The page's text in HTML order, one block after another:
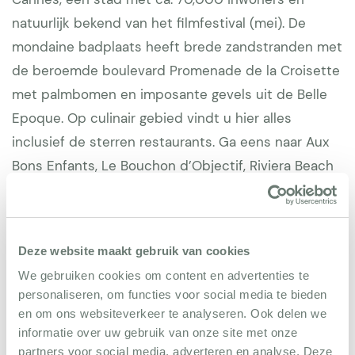
Deze website maakt gebruik van cookies
We gebruiken cookies om content en advertenties te
personaliseren, om functies voor social media te bieden
en om ons websiteverkeer te analyseren. Ook delen we
informatie over uw gebruik van onze site met onze
partners voor social media, adverteren en analyse. Deze
natuurlijk bekend van het filmfestival (mei). De
mondaine badplaats heeft brede zandstranden met
de beroemde boulevard Promenade de la Croisette
met palmbomen en imposante gevels uit de Belle
Epoque. Op culinair gebied vindt u hier alles
inclusief de sterren restaurants. Ga eens naar Aux
Bons Enfants, Le Bouchon d’Objectif, Riviera Beach
Club, of een oestertje happen bij Astoux & Brun.
Rondom Cannes zijn er vele golfbanen: Mandelieu,
Deze stad bruist het hele jaar door en heeft alles te
bieden: schilderachtige archtectuur, fraaie
jachhaven, de Croisette, moderne musea, zeer
divers winkelaanbod, diverse uitgaansgelegenheden